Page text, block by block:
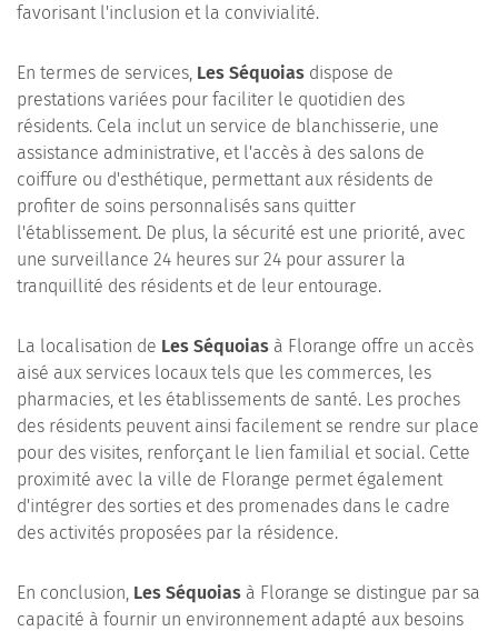
favorisant l'inclusion et la convivialité.
En termes de services, Les Séquoias dispose de
prestations variées pour faciliter le quotidien des
résidents. Cela inclut un service de blanchisserie, une
assistance administrative, et l'accès à des salons de
coiffure ou d'esthétique, permettant aux résidents de
profiter de soins personnalisés sans quitter
l'établissement. De plus, la sécurité est une priorité, avec
une surveillance 24 heures sur 24 pour assurer la
tranquillité des résidents et de leur entourage.
La localisation de Les Séquoias à Florange offre un accès
aisé aux services locaux tels que les commerces, les
pharmacies, et les établissements de santé. Les proches
des résidents peuvent ainsi facilement se rendre sur place
pour des visites, renforçant le lien familial et social. Cette
proximité avec la ville de Florange permet également
d'intégrer des sorties et des promenades dans le cadre
des activités proposées par la résidence.
En conclusion, Les Séquoias à Florange se distingue par sa
capacité à fournir un environnement adapté aux besoins